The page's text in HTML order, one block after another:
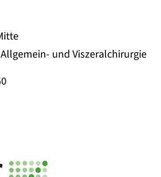
und Viszeralchirurgie